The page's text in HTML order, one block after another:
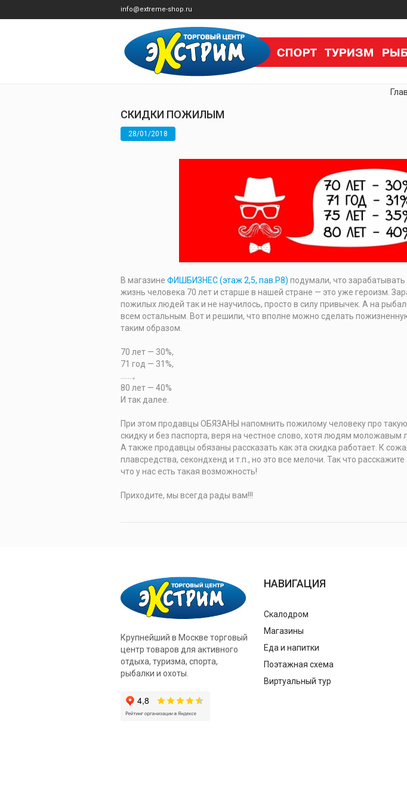
info@extreme-shop.ru
СКИДКИ ПОЖИЛЫМ
28/01/2018
В магазине ФИШБИЗНЕС (этаж 2,5, пав.Р8) подумали, что
жизнь человека 70 лет и старше в нашей стране — это уже героизм.
пожилых людей так и не научилось, просто в силу привычек. А на
всем остальным. Вот и решили, что вполне можно сделать
таким образом.
70 лет — 30%,
71 год — 31%,
…….,
80 лет — 40%
И так далее.
При этом продавцы ОБЯЗАНЫ напомнить пожилому человеку про
скидку и без паспорта, веря на честное слово, хотя людям моложавым
А также продавцы обязаны рассказать как эта скидка работает. К
плавсредства, секондхенд и т.п., но это все мелочи. Так что
что у нас есть такая возможность!
Приходите, мы всегда рады вам!!!
Крупнейший в Москве торговый
центр товаров для активного
отдыха, туризма, спорта,
рыбалки и охоты.
НАВИГАЦИЯ
Скалодром
Магазины
Еда и напитки
Поэтажная схема
Виртуальный тур